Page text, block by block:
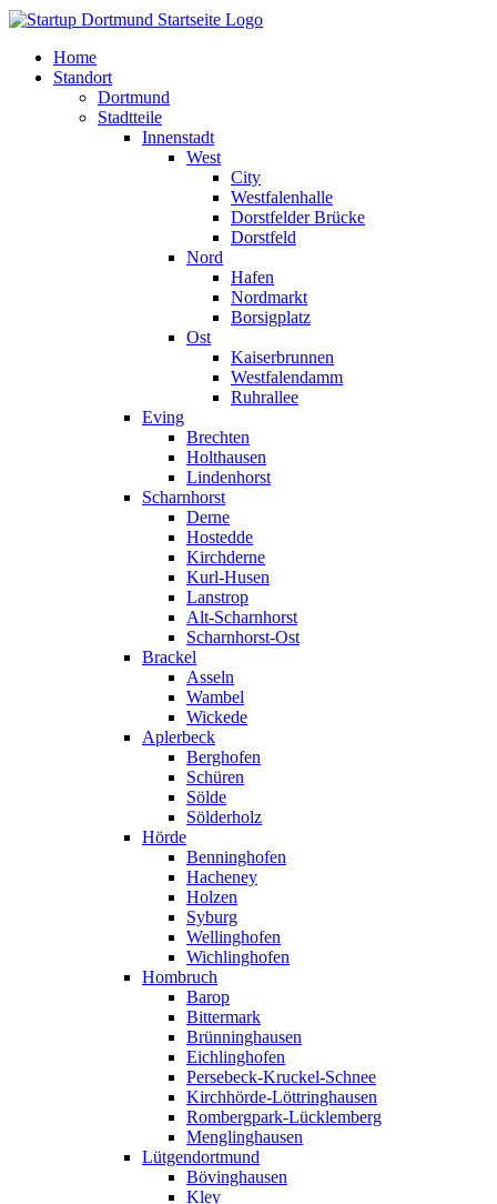
Home
Standort
Dortmund
Stadtteile
Innenstadt
West
City
Westfalenhalle
Dorstfelder Brücke
Dorstfeld
Nord
Hafen
Nordmarkt
Borsigplatz
Ost
Kaiserbrunnen
Westfalendamm
Ruhrallee
Eving
Brechten
Holthausen
Lindenhorst
Scharnhorst
Derne
Hostedde
Kirchderne
Kurl-Husen
Lanstrop
Alt-Scharnhorst
Scharnhorst-Ost
Brackel
Asseln
Wambel
Wickede
Aplerbeck
Berghofen
Schüren
Sölde
Sölderholz
Hörde
Benninghofen
Hacheney
Holzen
Syburg
Wellinghofen
Wichlinghofen
Hombruch
Barop
Bittermark
Brünninghausen
Eichlinghofen
Persebeck-Kruckel-Schnee
Kirchhörde-Löttringhausen
Rombergpark-Lücklemberg
Menglinghausen
Lütgendortmund
Bövinghausen
Kley